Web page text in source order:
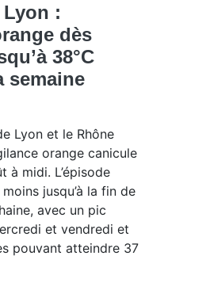
:
dès
38°C
semaine
Lyon et le Rhône
orange canicule
à midi. L’épisode
jusqu’à la fin de
avec un pic
et vendredi et
pouvant atteindre 37